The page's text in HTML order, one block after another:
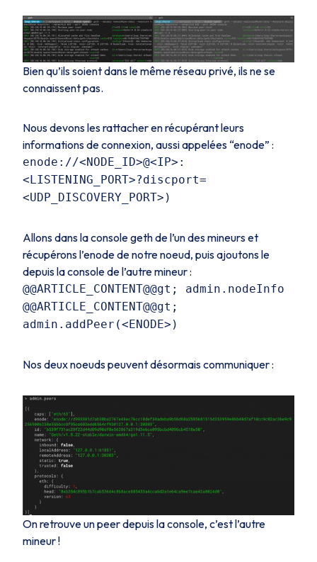
Bien qu’ils soient dans le même réseau privé, ils ne se
connaissent pas.
Nous devons les rattacher en récupérant leurs
informations de connexion, aussi appelées “enode” :
enode://<NODE_ID>@<IP>:
<LISTENING_PORT>?discport=
<UDP_DISCOVERY_PORT>)
Allons dans la console geth de l’un des mineurs et
récupérons l’enode de notre noeud, puis ajoutons le
depuis la console de l’autre mineur :
@@ARTICLE_CONTENT@@gt; admin.nodeInfo
@@ARTICLE_CONTENT@@gt;
admin.addPeer(<ENODE>)
Nos deux noeuds peuvent désormais communiquer :
On retrouve un peer depuis la console, c’est l’autre
mineur !